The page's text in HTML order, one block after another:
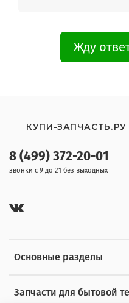
Жду
Основные разделы
Запчасти для бытовой
8 (499) 372-20-01
звонки с 9 до 21 без выходных
КУПИ-ЗАПЧАСТЬ.РУ